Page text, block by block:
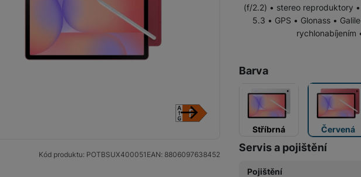
Tablety pro děti
(f/2.2) • stereo reproduktory
5.3 • GPS • Glonass •
rychlonabíjením
Barva
Stříbrná Červená
Servis a pojištění
Pojištění
Kód produktu: POTBSUX400051 EAN: 8806097638452